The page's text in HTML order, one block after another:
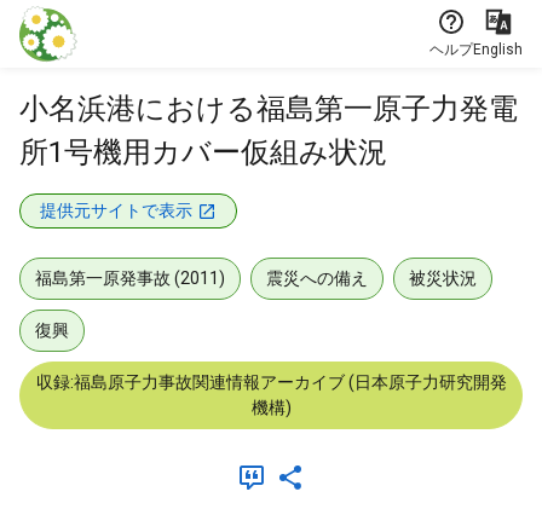
本文に飛ぶ
ヘルプEnglish
小名浜港における福島第一原子力発電
所1号機用カバー仮組み状況
提供元サイトで表示
福島第一原発事故 (2011) 震災への備え 被災状況
復興
収録:福島原子力事故関連情報アーカイブ (日本原子力研究開発
機構)